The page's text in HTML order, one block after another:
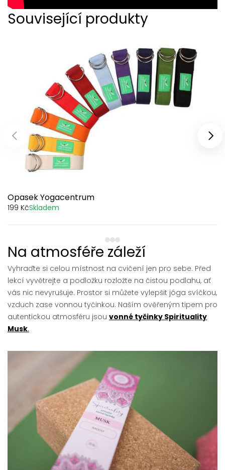
Související produkty
Opasek Yogacentrum
199 KčSkladem
Předchozí produkty
1 23
Na atmosféře záleží
Vyhraďte si celou místnost na cvičení jen pro sebe. Před
lekcí vyvětrejte a podložku rozložte na čistou podlahu, ať
vás nic nevyrušuje. Prostor si můžete vylepšit jóga svíčkou,
vzduch zase vonnou tyčinkou. Naším ověřeným tipem pro
autentickou atmosféru jsou vonné tyčinky Spirituality
Musk.